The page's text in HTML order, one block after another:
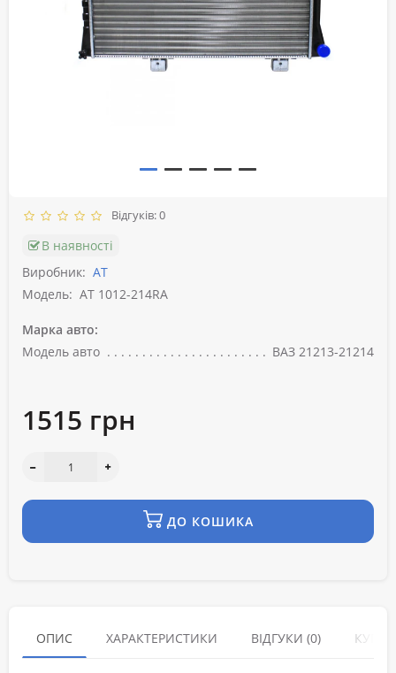
Відгуків: 0
В наявності
Виробник: АТ
Модель: AT 1012-214RA
Марка авто:
Модель авто
ВАЗ 21213-21214
1515 грн
ДО КОШИКА
ОПИС ХАРАКТЕРИСТИКИ ВІДГУКИ (0)